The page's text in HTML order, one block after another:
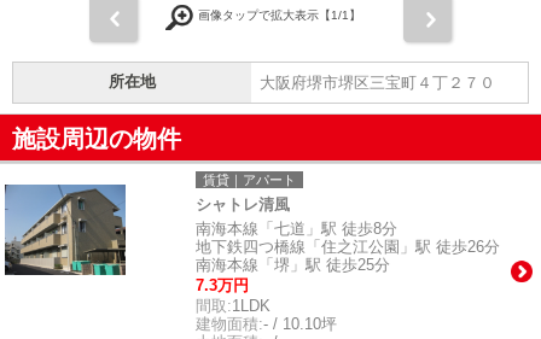
画像タップで拡大表示【1/1】
所在地 大阪府堺市堺区三宝町４丁２７０
施設周辺の物件
賃貸｜アパート
シャトレ清風
南海本線「七道」駅 徒歩8分
地下鉄四つ橋線「住之江公園」駅 徒歩26分
南海本線「堺」駅 徒歩25分
7.3万円
間取:1LDK
建物面積:- / 10.10坪